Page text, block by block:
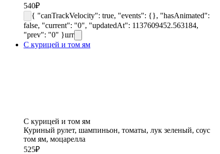
540₽
{ "canTrackVelocity": true, "events": {}, "hasAnimated":
false, "current": "0", "updatedAt": 1137609452.563184,
"prev": "0" }шт
С курицей и том ям
С курицей и том ям
Куриный рулет, шампиньон, томаты, лук зеленый, соус
том ям, моцарелла
525₽